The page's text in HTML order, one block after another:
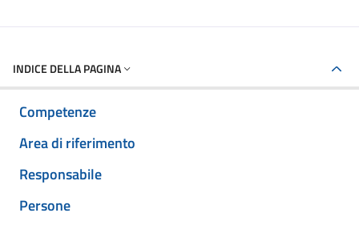
INDICE DELLA PAGINA
Competenze
Area di riferimento
Responsabile
Persone